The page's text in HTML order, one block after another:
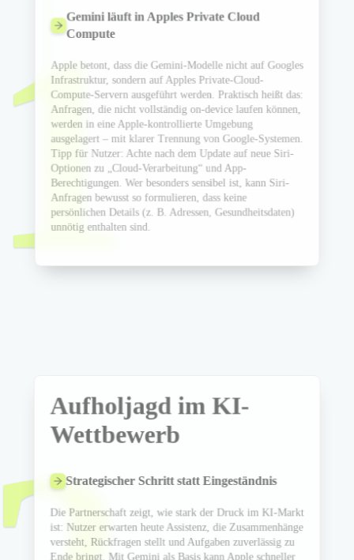
Gemini läuft in Apples Private Cloud
Compute
Apple betont, dass die Gemini-Modelle nicht auf Googles
Infrastruktur, sondern auf Apples Private-Cloud-
Compute-Servern ausgeführt werden. Praktisch heißt das:
Anfragen, die nicht vollständig on-device laufen können,
werden in eine Apple-kontrollierte Umgebung
ausgelagert – mit klarer Trennung von Google-Systemen.
Tipp für Nutzer: Achte nach dem Update auf neue Siri-
Optionen zu „Cloud-Verarbeitung“ und App-
Berechtigungen. Wer besonders sensibel ist, kann Siri-
Anfragen bewusst so formulieren, dass keine
persönlichen Details (z. B. Adressen, Gesundheitsdaten)
unnötig enthalten sind.
Aufholjagd im KI-
Wettbewerb
Strategischer Schritt statt Eingeständnis
Die Partnerschaft zeigt, wie stark der Druck im KI-Markt
ist: Nutzer erwarten heute Assistenz, die Zusammenhänge
versteht, Rückfragen stellt und Aufgaben zuverlässig zu
Ende bringt. Mit Gemini als Basis kann Apple schneller